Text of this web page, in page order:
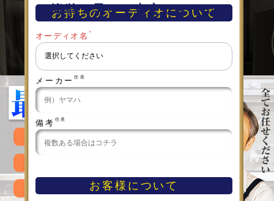
簡単！早い！査定フォーム
お持ちのオーディオについて
オーディオ名 ＊
メーカー 任意
備考 任意
お客様について